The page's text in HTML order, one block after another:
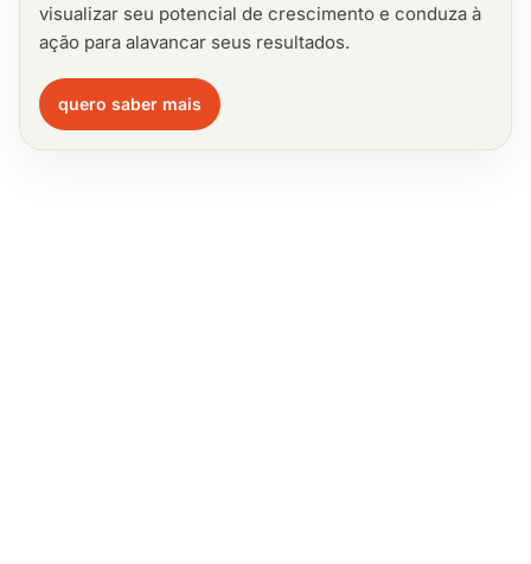
visualizar seu potencial de crescimento e conduza à
ação para alavancar seus resultados.
quero saber mais